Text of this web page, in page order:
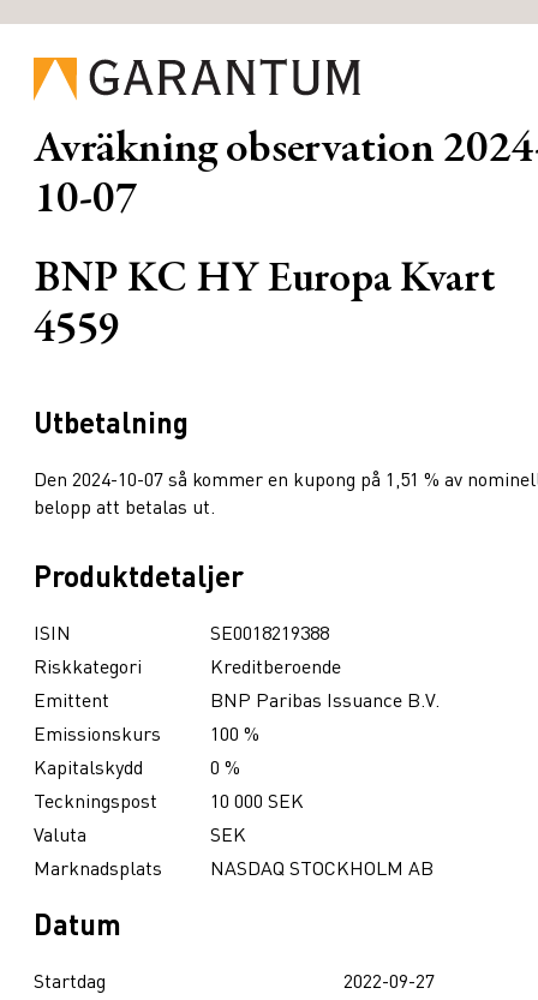
Avräkning observation
10-07
BNP KC HY Europa Kvart
4559
Utbetalning
Den 2024-10-07 så kommer en kupong på 1,51 % av
belopp att betalas ut.
Produktdetaljer
ISIN
SE0018219388
Riskkategori
Kreditberoende
Emittent
BNP Paribas Issuance B.V.
Emissionskurs
100 %
Kapitalskydd
0 %
Teckningspost
10 000 SEK
Valuta
SEK
Marknadsplats
NASDAQ STOCKHOLM AB
Datum
Startdag
2022-09-27